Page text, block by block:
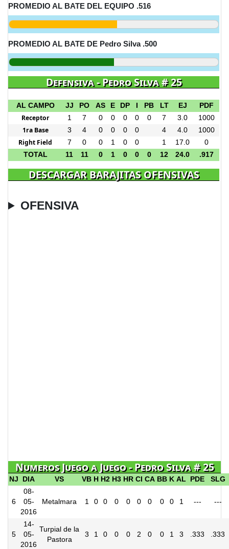
PROMEDIO AL BATE DEL EQUIPO .516
PROMEDIO AL BATE DE Pedro Silva .500
Defensiva - Pedro Silva # 25
AL CAMPO JJ PO AS E DP PB LT EJ PDF
Receptor 1 7 0 0 0 0 0 7 3.0 1000
1ra Base 3 4 0 0 0 0 4 4.0 1000
Right Field 7 0 0 1 0 0 1 17.0
0
TOTAL
11 11 0 1 0 0 0 12 24.0 .917
DESCARGAR BARAJITAS OFENSIVAS
OFENSIVA
Numeros Juego a Juego - Pedro Silva # 25
NJ DIA VS VB H H2 H3 HR CI CA BB K AL PDE SLG
6
08-
05-
2016
Metalmara 1 0 0 0 0 0 0 0 0 1 --- ---
5
14-
05-
2016
Turpial de la
Pastora
3 1 0 0 0 2 0 0 1 3 .333 .333